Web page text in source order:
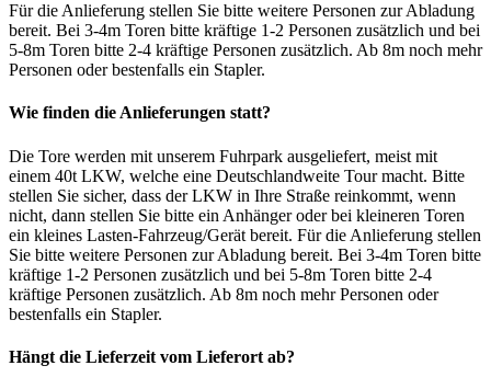
Für die Anlieferung stellen Sie bitte weitere Personen zur Abladung
bereit. Bei 3-4m Toren bitte kräftige 1-2 Personen zusätzlich und bei
5-8m Toren bitte 2-4 kräftige Personen zusätzlich. Ab 8m noch mehr
Personen oder bestenfalls ein Stapler.
Wie finden die Anlieferungen statt?
Die Tore werden mit unserem Fuhrpark ausgeliefert, meist mit
einem 40t LKW, welche eine Deutschlandweite Tour macht. Bitte
stellen Sie sicher, dass der LKW in Ihre Straße reinkommt, wenn
nicht, dann stellen Sie bitte ein Anhänger oder bei kleineren Toren
ein kleines Lasten-Fahrzeug/Gerät bereit. Für die Anlieferung stellen
Sie bitte weitere Personen zur Abladung bereit. Bei 3-4m Toren bitte
kräftige 1-2 Personen zusätzlich und bei 5-8m Toren bitte 2-4
kräftige Personen zusätzlich. Ab 8m noch mehr Personen oder
bestenfalls ein Stapler.
Hängt die Lieferzeit vom Lieferort ab?